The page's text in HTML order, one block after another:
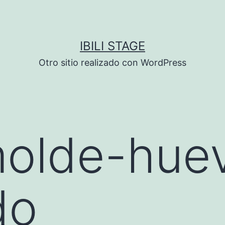
IBILI STAGE
Otro sitio realizado con WordPress